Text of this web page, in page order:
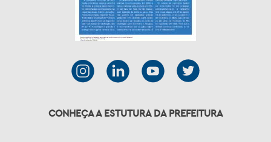
CONHEÇA A ESTUTURA DA PREFEITURA